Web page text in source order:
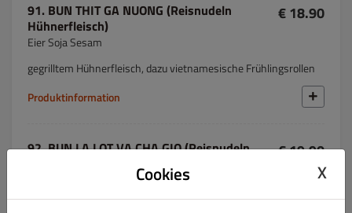
91. BUN THIT GA NUONG (Reisnudeln
Hühnerfleisch)
Eier Soja Sesam
€ 18.90
gegrilltem Hühnerfleisch, dazu vietnamesische Frühlingsrollen
Produktinformation
92. BUN LA LOT VA CHA GIO (Reisnudeln
€ 19.90
Cookies X